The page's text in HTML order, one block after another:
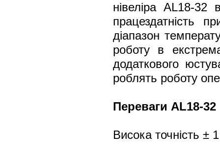
нівеліра AL18-32
працездатність
діапазон
роботу в
додаткового
роблять роботу
Переваги AL18-32
Висока точність